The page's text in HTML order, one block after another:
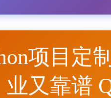
项目定
业又靠谱